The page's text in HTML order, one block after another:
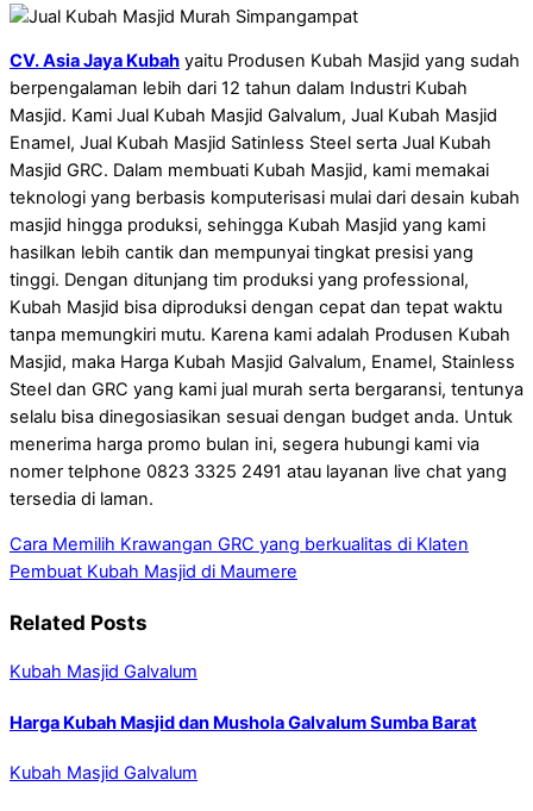
CV. Asia Jaya Kubah yaitu Produsen Kubah Masjid yang sudah
berpengalaman lebih dari 12 tahun dalam Industri Kubah
Masjid. Kami Jual Kubah Masjid Galvalum, Jual Kubah Masjid
Enamel, Jual Kubah Masjid Satinless Steel serta Jual Kubah
Masjid GRC. Dalam membuati Kubah Masjid, kami memakai
teknologi yang berbasis komputerisasi mulai dari desain kubah
masjid hingga produksi, sehingga Kubah Masjid yang kami
hasilkan lebih cantik dan mempunyai tingkat presisi yang
tinggi. Dengan ditunjang tim produksi yang professional,
Kubah Masjid bisa diproduksi dengan cepat dan tepat waktu
tanpa memungkiri mutu. Karena kami adalah Produsen Kubah
Masjid, maka Harga Kubah Masjid Galvalum, Enamel, Stainless
Steel dan GRC yang kami jual murah serta bergaransi, tentunya
selalu bisa dinegosiasikan sesuai dengan budget anda. Untuk
menerima harga promo bulan ini, segera hubungi kami via
nomer telphone 0823 3325 2491 atau layanan live chat yang
tersedia di laman.
Cara Memilih Krawangan GRC yang berkualitas di Klaten
Pembuat Kubah Masjid di Maumere
Related Posts
Kubah Masjid Galvalum
Harga Kubah Masjid dan Mushola Galvalum Sumba Barat
Kubah Masjid Galvalum